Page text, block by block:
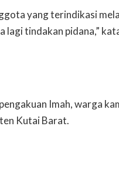
yang terindikasi
lagi tindakan pidana,”
Imah, warga
Kutai Barat.